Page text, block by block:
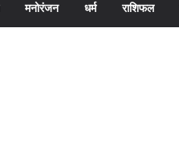
मनोरंजन धर्म राशिफल